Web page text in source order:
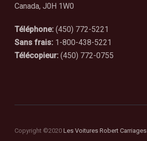
Canada, J0H 1W0
Téléphone: (450) 772-5221
Sans frais: 1-800-438-5221
Télécopieur: (450) 772-0755
Copyright ©2020 Les Voitures Robert Carriages